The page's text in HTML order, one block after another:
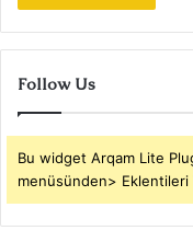
Follow Us
Bu widget Arqam Lite
menüsünden>